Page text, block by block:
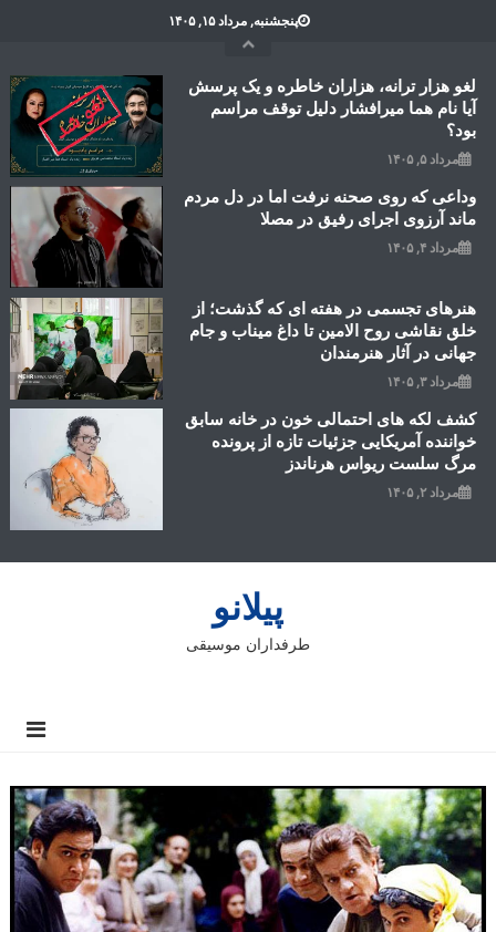
پنجشنبه, مرداد ۱۵, ۱۴۰۵
لغو هزار ترانه، هزاران خاطره و یک پرسش
آیا نام هما میرافشار دلیل توقف مراسم
بود؟
مرداد ۵, ۱۴۰۵
وداعی که روی صحنه نرفت اما در دل مردم
ماند آرزوی اجرای رفیق در مصلا
مرداد ۴, ۱۴۰۵
هنرهای تجسمی در هفته ای که گذشت؛ از
خلق نقاشی روح الامین تا داغ میناب و جام
جهانی در آثار هنرمندان
مرداد ۳, ۱۴۰۵
کشف لکه های احتمالی خون در خانه سابق
خواننده آمریکایی جزئیات تازه از پرونده
مرگ سلست ریواس هرناندز
مرداد ۲, ۱۴۰۵
پیلانو
طرفداران موسیقی